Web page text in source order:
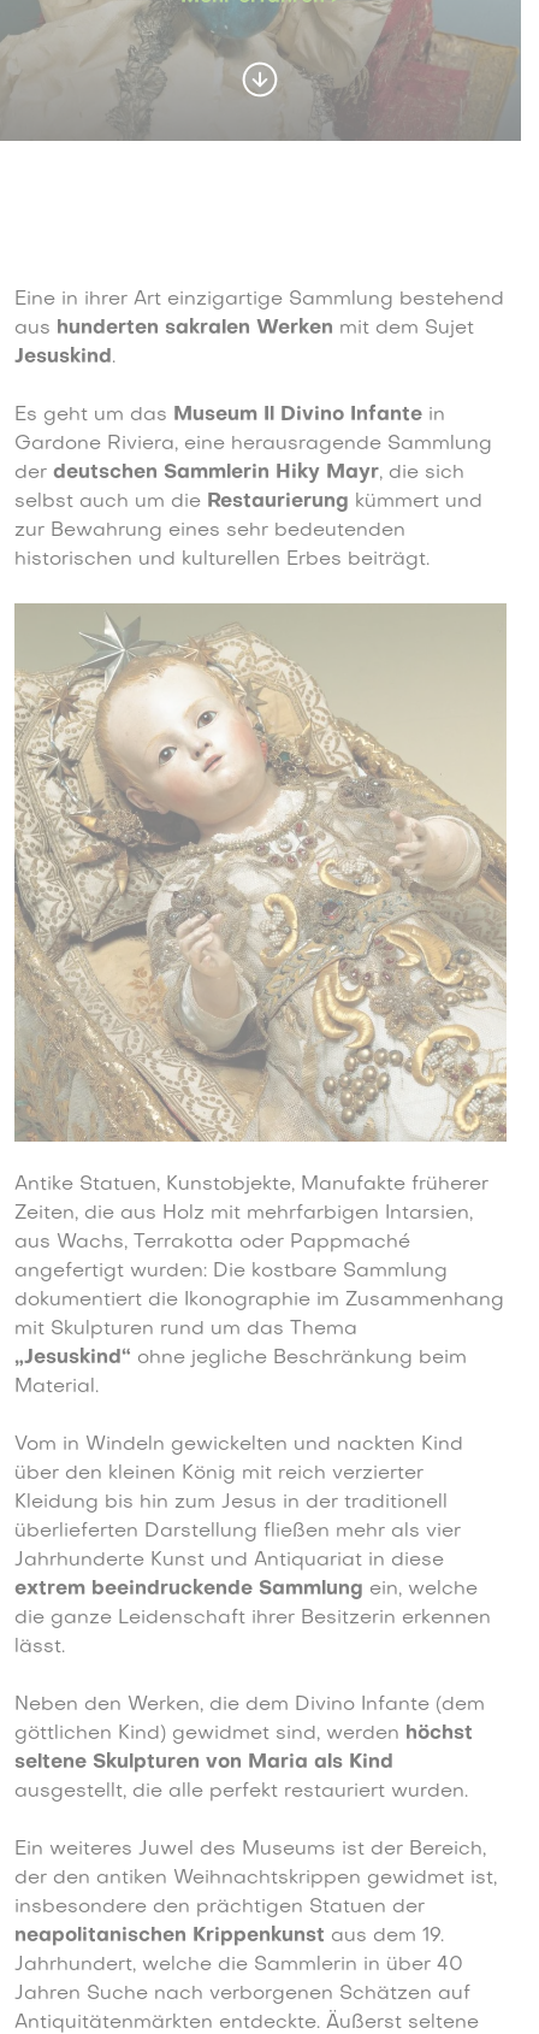
Eine in ihrer Art einzigartige Sammlung bestehend
aus hunderten sakralen Werken mit dem Sujet
Jesuskind.
Es geht um das Museum Il Divino Infante in
Gardone Riviera, eine herausragende Sammlung
der deutschen Sammlerin Hiky Mayr, die sich
selbst auch um die Restaurierung kümmert und
zur Bewahrung eines sehr bedeutenden
historischen und kulturellen Erbes beiträgt.
Antike Statuen, Kunstobjekte, Manufakte früherer
Zeiten, die aus Holz mit mehrfarbigen Intarsien,
aus Wachs, Terrakotta oder Pappmaché
angefertigt wurden: Die kostbare Sammlung
dokumentiert die Ikonographie im Zusammenhang
mit Skulpturen rund um das Thema
„Jesuskind“ ohne jegliche Beschränkung beim
Material.
Vom in Windeln gewickelten und nackten Kind
über den kleinen König mit reich verzierter
Kleidung bis hin zum Jesus in der traditionell
überlieferten Darstellung fließen mehr als vier
Jahrhunderte Kunst und Antiquariat in diese
extrem beeindruckende Sammlung ein, welche
die ganze Leidenschaft ihrer Besitzerin erkennen
lässt.
Neben den Werken, die dem Divino Infante (dem
göttlichen Kind) gewidmet sind, werden höchst
seltene Skulpturen von Maria als Kind
ausgestellt, die alle perfekt restauriert wurden.
Ein weiteres Juwel des Museums ist der Bereich,
der den antiken Weihnachtskrippen gewidmet ist,
insbesondere den prächtigen Statuen der
neapolitanischen Krippenkunst aus dem 19.
Jahrhundert, welche die Sammlerin in über 40
Jahren Suche nach verborgenen Schätzen auf
Antiquitätenmärkten entdeckte. Äußerst seltene